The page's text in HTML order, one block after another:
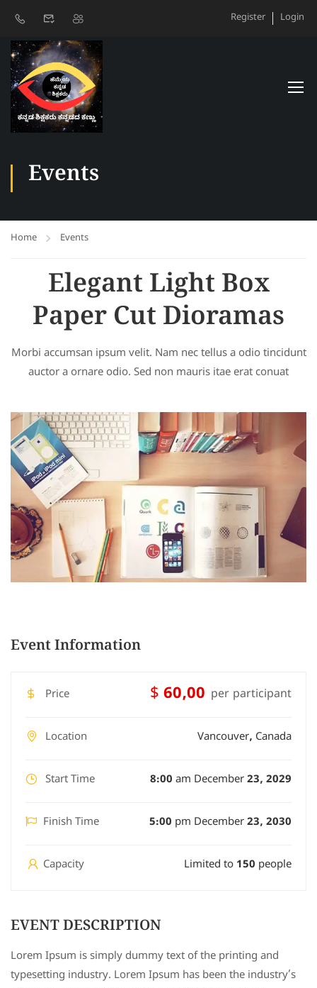
Register Login
Events
Home Events
Elegant Light Box
Paper Cut Dioramas
Morbi accumsan ipsum velit. Nam nec tellus a odio tincidunt
auctor a ornare odio. Sed non mauris itae erat conuat
Event Information
Price $ 60,00 per participant
Location Vancouver, Canada
Start Time 8:00 am December 23, 2029
Finish Time 5:00 pm December 23, 2030
Capacity Limited to 150 people
EVENT DESCRIPTION
Lorem Ipsum is simply dummy text of the printing and
typesetting industry. Lorem Ipsum has been the industry’s